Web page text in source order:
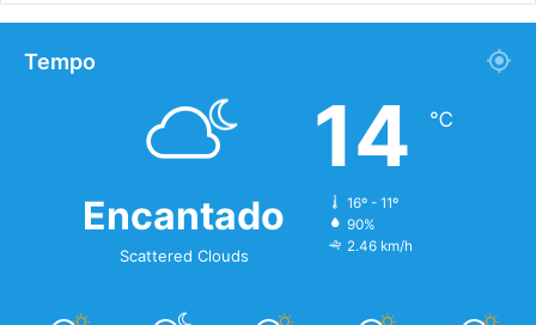
Tempo
Encantado
Scattered Clouds
14 ℃
16º - 11º
90%
2.46 km/h